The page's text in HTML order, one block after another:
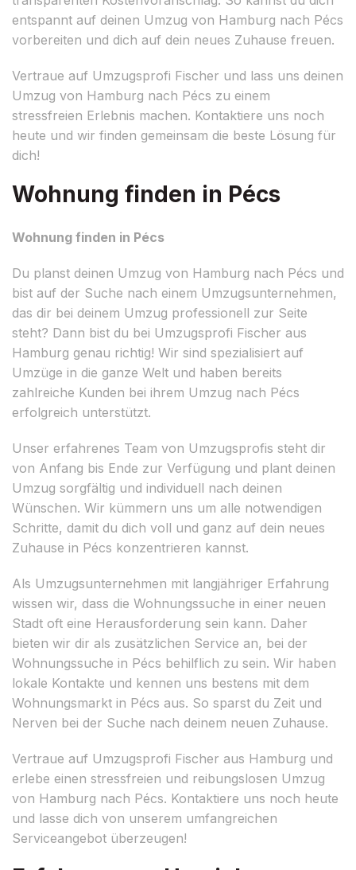
entspannt auf deinen Umzug von Hamburg nach Pécs
vorbereiten und dich auf dein neues Zuhause freuen.
Vertraue auf Umzugsprofi Fischer und lass uns deinen
Umzug von Hamburg nach Pécs zu einem
stressfreien Erlebnis machen. Kontaktiere uns noch
heute und wir finden gemeinsam die beste Lösung für
dich!
Wohnung finden in Pécs
Wohnung finden in Pécs
Du planst deinen Umzug von Hamburg nach Pécs und
bist auf der Suche nach einem Umzugsunternehmen,
das dir bei deinem Umzug professionell zur Seite
steht? Dann bist du bei Umzugsprofi Fischer aus
Hamburg genau richtig! Wir sind spezialisiert auf
Umzüge in die ganze Welt und haben bereits
zahlreiche Kunden bei ihrem Umzug nach Pécs
erfolgreich unterstützt.
Unser erfahrenes Team von Umzugsprofis steht dir
von Anfang bis Ende zur Verfügung und plant deinen
Umzug sorgfältig und individuell nach deinen
Wünschen. Wir kümmern uns um alle notwendigen
Schritte, damit du dich voll und ganz auf dein neues
Zuhause in Pécs konzentrieren kannst.
Als Umzugsunternehmen mit langjähriger Erfahrung
wissen wir, dass die Wohnungssuche in einer neuen
Stadt oft eine Herausforderung sein kann. Daher
bieten wir dir als zusätzlichen Service an, bei der
Wohnungssuche in Pécs behilflich zu sein. Wir haben
lokale Kontakte und kennen uns bestens mit dem
Wohnungsmarkt in Pécs aus. So sparst du Zeit und
Nerven bei der Suche nach deinem neuen Zuhause.
Vertraue auf Umzugsprofi Fischer aus Hamburg und
erlebe einen stressfreien und reibungslosen Umzug
von Hamburg nach Pécs. Kontaktiere uns noch heute
und lasse dich von unserem umfangreichen
Serviceangebot überzeugen!